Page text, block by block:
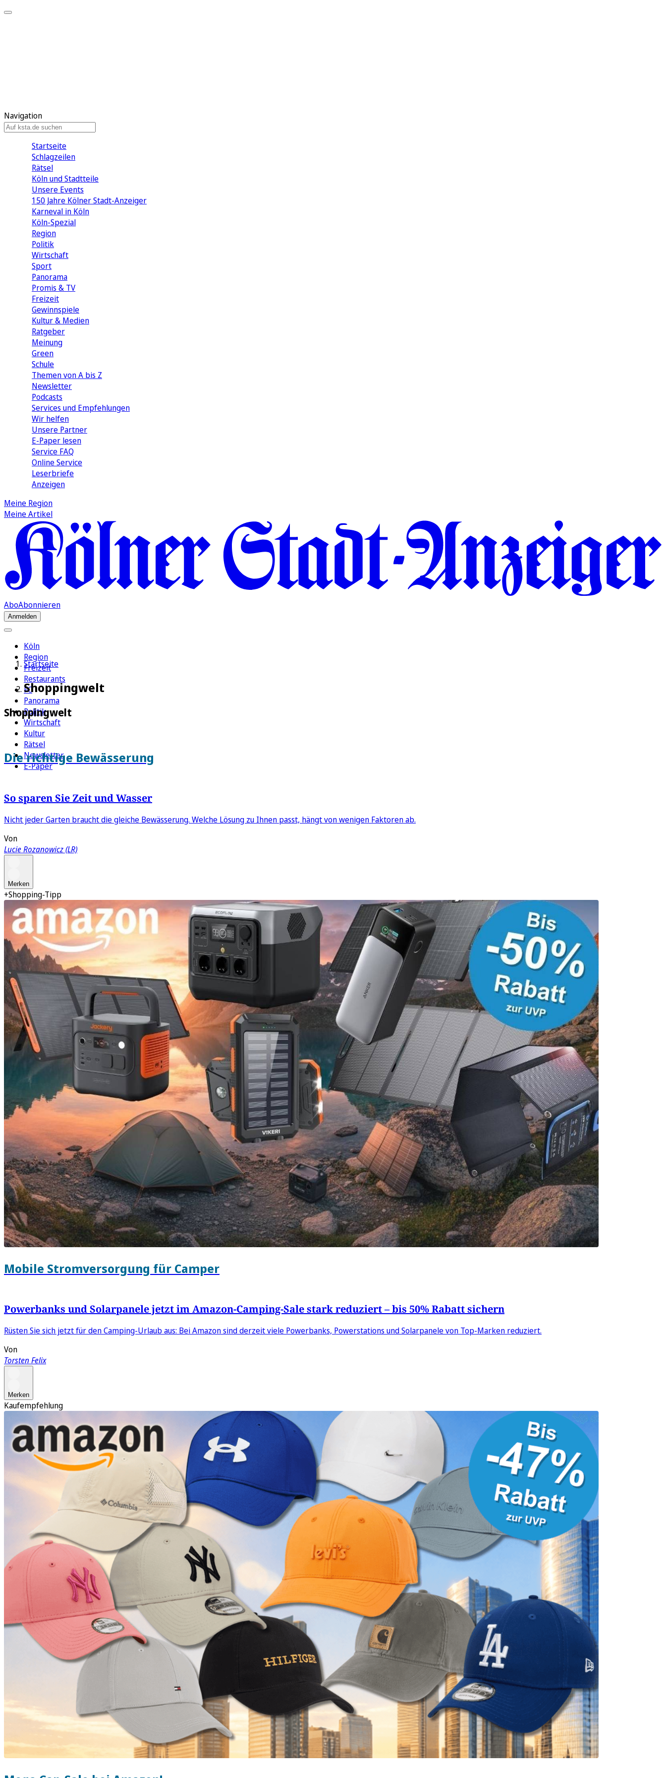
Navigation
Startseite
Schlagzeilen
Rätsel
Köln und Stadtteile
Unsere Events
150 Jahre Kölner Stadt-Anzeiger
Karneval in Köln
Köln-Spezial
Region
Politik
Wirtschaft
Sport
Panorama
Promis & TV
Freizeit
Gewinnspiele
Kultur & Medien
Ratgeber
Meinung
Green
Schule
Themen von A bis Z
Newsletter
Podcasts
Services und Empfehlungen
Wir helfen
Unsere Partner
E-Paper lesen
Service FAQ
Online Service
Leserbriefe
Anzeigen
Meine Region
Meine Artikel
AboAbonnieren
Anmelden
Köln
Region
Freizeit
Restaurants
FC
Panorama
Politik
Wirtschaft
Kultur
Rätsel
Newsletter
E-Paper
Startseite
Shoppingwelt
Shoppingwelt
+Shopping-Tipp
Die richtige Bewässerung
So sparen Sie Zeit und Wasser
Nicht jeder Garten braucht die gleiche Bewässerung. Welche Lösung zu Ihnen passt, hängt von wenigen Faktoren ab.
Von
Lucie Rozanowicz (LR)
Merken
Kaufempfehlung
Mobile Stromversorgung für Camper
Powerbanks und Solarpanele jetzt im Amazon-Camping-Sale stark reduziert – bis 50% Rabatt sichern
Rüsten Sie sich jetzt für den Camping-Urlaub aus: Bei Amazon sind derzeit viele Powerbanks, Powerstations und Solarpanele von Top-Marken reduziert.
Von
Torsten Felix
Merken